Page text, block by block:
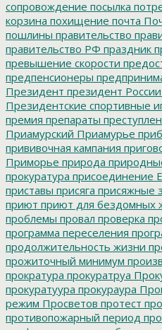
сопровождение посылка
корзина похищение почта
пошлины правительство
правительство РФ праздник
превышение скорости
предпенсионеры
Президент президент России
Президентские спортивные
премия препараты
Приамурский Приамурье
прививочная кампания
Приморье природа
прокуратура присоединение
приставы присяга присяжные
приют приют для бездомных
проблемы провал проверка
программа переселения
продолжительность жизни
прожиточный минимум
прократура прокуратруа
прокуратуура прокураура
режим Просветов протест
противопожарный период